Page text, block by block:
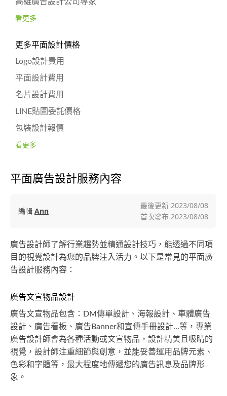
看更多
更多平面設計價格
Logo設計費用
平面設計費用
名片設計費用
LINE貼圖委託價格
包裝設計報價
看更多
平面廣告設計服務內容
編輯 Ann
最後更新 2023/08/08
首次發布 2023/08/08
廣告設計師了解行業趨勢並精通設計技巧，能透過不同項
目的視覺設計為您的品牌注入活力。以下是常見的平面廣
告設計服務內容：
廣告文宣物品設計
廣告文宣物品包含：DM傳單設計、海報設計、車體廣告
設計、廣告看板、廣告Banner和宣傳手冊設計...等，專業
廣告設計師會為各種活動或文宣物品，設計精美且吸睛的
視覺，設計師注重細節與創意，並能妥善運用品牌元素、
色彩和字體等，最大程度地傳遞您的廣告訊息及品牌形
象。